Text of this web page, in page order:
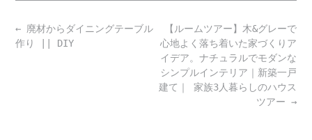
Post
navigation
【ルームツアー】木&グレーで
心地よく落ち着いた家づくりア
イデア。ナチュラルでモダンな
シンプルインテリア｜新築一戸
建て｜ 家族3人暮らしのハウス
ツアー →
← 廃材からダイニングテーブル
作り || DIY